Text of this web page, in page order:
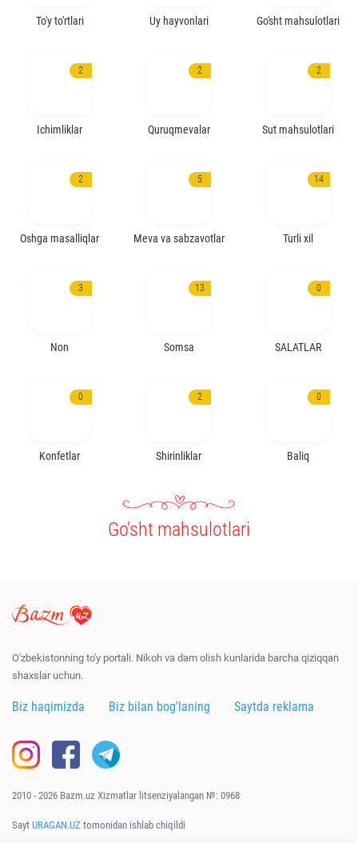
To'y to'rtlari Uy hayvonlari Go'sht mahsulotlari
2
Ichimliklar
2
Quruqmevalar
2
Sut mahsulotlari
2
Oshga masalliqlar
5
Meva va sabzavotlar
14
Turli xil
3
Non
13
Somsa
0
SALATLAR
0
Konfetlar
2
Shirinliklar
0
Baliq
Go'sht mahsulotlari
O'zbekistonning to'y portali. Nikoh va dam olish kunlarida barcha qiziqqan
shaxslar uchun.
Biz haqimizda Biz bilan bog'laning Saytda reklama
2010 - 2026 Bazm.uz Xizmatlar litsenziyalangan №: 0968
Sayt URAGAN.UZ tomonidan ishlab chiqildi